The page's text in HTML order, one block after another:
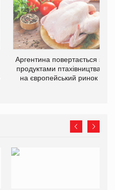
Аргентина повертається з
продуктами птахівництва
на європейський ринок